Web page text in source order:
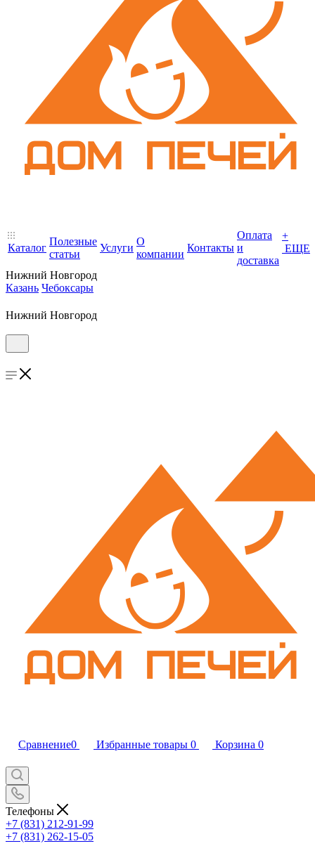
Каталог
Полезные
статьи
Услуги
О
компании
Контакты
Оплата
и
доставка
+
ЕЩЕ
Нижний Новгород
Казань Чебоксары
Нижний Новгород
Сравнение0 Избранные товары 0 Корзина 0
Телефоны
+7 (831) 212-91-99
+7 (831) 262-15-05